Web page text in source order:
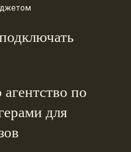
по
для